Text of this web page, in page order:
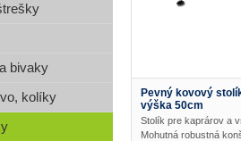
Pevný kovový
výška 50cm
Stolík pre kaprárov a
Mohutná robustná
bivaky
kolíky